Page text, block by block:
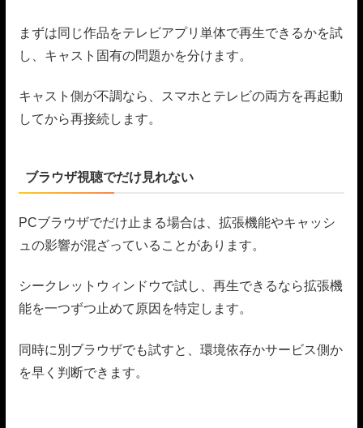
まずは同じ作品をテレビアプリ単体で再生できるかを試
し、キャスト固有の問題かを分けます。
キャスト側が不調なら、スマホとテレビの両方を再起動
してから再接続します。
ブラウザ視聴でだけ見れない
PCブラウザでだけ止まる場合は、拡張機能やキャッシ
ュの影響が混ざっていることがあります。
シークレットウィンドウで試し、再生できるなら拡張機
能を一つずつ止めて原因を特定します。
同時に別ブラウザでも試すと、環境依存かサービス側か
を早く判断できます。